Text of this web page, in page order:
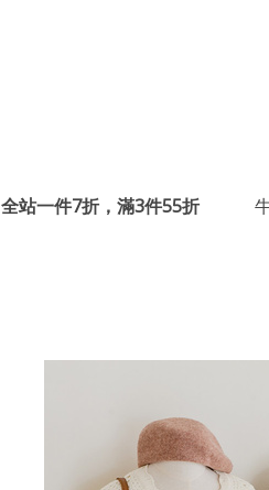
全站一件7折，滿3件55折